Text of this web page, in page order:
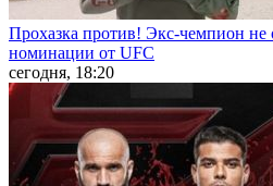
Прохазка против! Экс-чемпион не
номинации от UFC
сегодня, 18:20